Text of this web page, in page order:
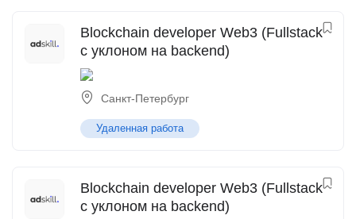
Blockchain developer Web3 (Fullstack
с уклоном на backend)
Санкт-Петербург
Удаленная работа
Blockchain developer Web3 (Fullstack
с уклоном на backend)